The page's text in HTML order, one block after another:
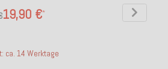
19,90 €*
ca. 14 Werktage